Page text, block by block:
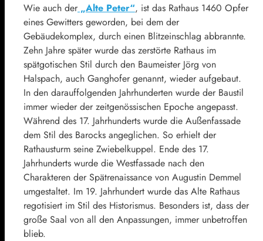
Wie auch der „Alte Peter“, ist das Rathaus 1460 Opfer
eines Gewitters geworden, bei dem der
Gebäudekomplex, durch einen Blitzeinschlag abbrannte.
Zehn Jahre später wurde das zerstörte Rathaus im
spätgotischen Stil durch den Baumeister Jörg von
Halspach, auch Ganghofer genannt, wieder aufgebaut.
In den darauffolgenden Jahrhunderten wurde der Baustil
immer wieder der zeitgenössischen Epoche angepasst.
Während des 17. Jahrhunderts wurde die Außenfassade
dem Stil des Barocks angeglichen. So erhielt der
Rathausturm seine Zwiebelkuppel. Ende des 17.
Jahrhunderts wurde die Westfassade nach den
Charakteren der Spätrenaissance von Augustin Demmel
umgestaltet. Im 19. Jahrhundert wurde das Alte Rathaus
regotisiert im Stil des Historismus. Besonders ist, dass der
große Saal von all den Anpassungen, immer unbetroffen
blieb.